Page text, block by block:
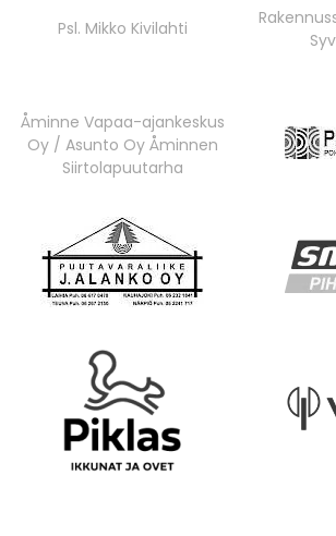
Psl. Mikko Kivilahti
Åminne Vapaa-ajankeskus
Oy / Asunto Oy Åminnen
Siirtolapuutarha